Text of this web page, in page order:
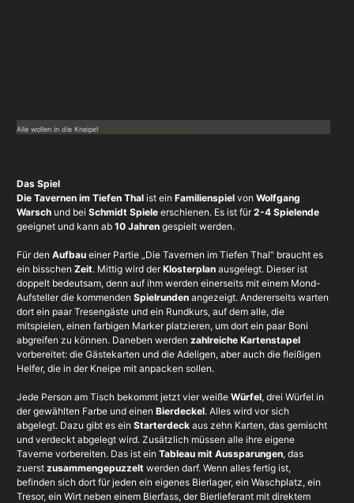
Alle wollen in die Kneipe!
Das Spiel
Die Tavernen im Tiefen Thal ist ein Familienspielvon Wolfgang
Warsch und bei Schmidt Spiele erschienen. Es ist für2-4 Spielende
geeignet und kann ab 10 Jahrengespielt werden.
Für den Aufbaueiner Partie „Die Tavernen im Tiefen Thal“ braucht es
ein bisschen Zeit. Mittig wird derKlosterplanausgelegt. Dieser ist
doppelt bedeutsam, denn auf ihm werden einerseits mit einem Mond-
Aufsteller die kommenden Spielrundenangezeigt. Andererseits warten
dort ein paar Tresengäste und ein Rundkurs, auf dem alle, die
mitspielen, einen farbigen Marker platzieren, um dort ein paar Boni
abgreifen zu können. Daneben werden zahlreiche Kartenstapel
vorbereitet: die Gästekarten und die Adeligen, aber auch die fleißigen
Helfer, die in der Kneipe mit anpacken sollen.
Jede Person am Tisch bekommt jetzt vier weiße Würfel, drei Würfel in
der gewählten Farbe und einen Bierdeckel. Alles wird vor sich
abgelegt. Dazu gibt es ein Starterdeckaus zehn Karten, das gemischt
und verdeckt abgelegt wird. Zusätzlich müssen alle ihre eigene
Taverne vorbereiten. Das ist ein Tableau mit Aussparungen, das
zuerst zusammengepuzzeltwerden darf. Wenn alles fertig ist,
befinden sich dort für jeden ein eigenes Bierlager, ein Waschplatz, ein
Tresor, ein Wirt neben einem Bierfass, der Bierlieferant mit direktem